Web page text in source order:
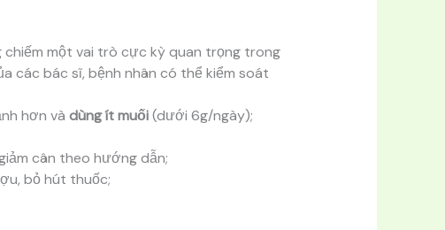
một vai trò cực kỳ quan trọng trong
các bác sĩ, bệnh nhân có thể kiểm soát
hơn và dùng ít muối(dưới 6g/ngày);
cân theo hướng dẫn;
bỏ hút thuốc;